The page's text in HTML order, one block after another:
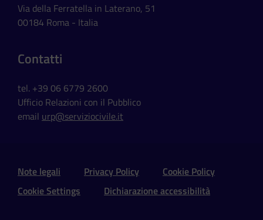
Via della Ferratella in Laterano, 51
00184 Roma - Italia
Contatti
tel. +39 06 6779 2600
Ufficio Relazioni con il Pubblico
email urp@serviziocivile.it
Sezione Link Utili e Social
Note legali Privacy Policy
Cookie Policy
Cookie Settings
Dichiarazione accessibilità